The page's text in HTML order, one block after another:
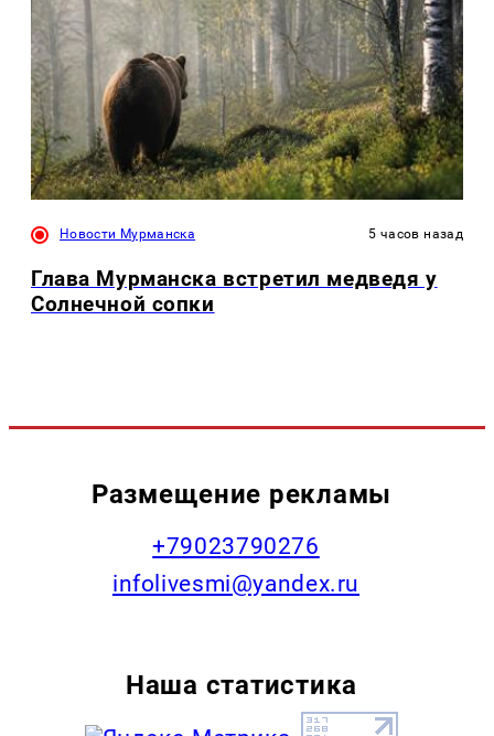
Новости Мурманска 5 часов назад
Глава Мурманска встретил медведя у
Солнечной сопки
Размещение рекламы
+79023790276
infolivesmi@yandex.ru
Наша статистика